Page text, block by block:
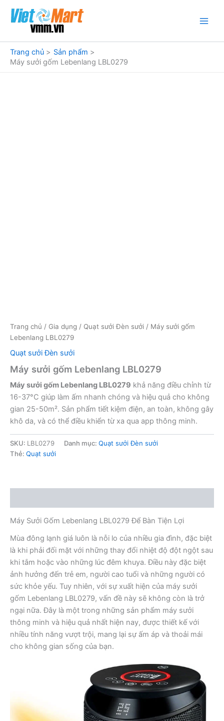
dung
Trang chủ
Sản phẩm
Máy sưởi gốm Lebenlang LBL0279
Trang chủ / Gia dụng / Quạt sưởi Đèn sưởi / Máy sưởi gốm
Lebenlang LBL0279
Quạt sưởi Đèn sưởi
Máy sưởi gốm Lebenlang LBL0279
Máy sưởi gốm Lebenlang LBL0279 khả năng điều chỉnh từ
16-37°C giúp làm ấm nhanh chóng và hiệu quả cho không
gian 25-50m². Sản phẩm tiết kiệm điện, an toàn, không gây
khô da, và có thể điều khiển từ xa qua app thông minh.
SKU: LBL0279 Danh mục: Quạt sưởi Đèn sưởi
Thẻ: Quạt sưởi
Máy Sưởi Gốm Lebenlang LBL0279 Để Bàn Tiện Lợi
Mùa đông lạnh giá luôn là nỗi lo của nhiều gia đình, đặc biệt
là khi phải đối mặt với những thay đổi nhiệt độ đột ngột sau
khi tắm hoặc vào những lúc đêm khuya. Điều này đặc biệt
ảnh hưởng đến trẻ em, người cao tuổi và những người có
sức khỏe yếu. Tuy nhiên, với sự xuất hiện của máy sưởi
gốm Lebenlang LBL0279, vấn đề này sẽ không còn là trở
ngại nữa. Đây là một trong những sản phẩm máy sưởi
thông minh và hiệu quả nhất hiện nay, được thiết kế với
nhiều tính năng vượt trội, mang lại sự ấm áp và thoải mái
cho không gian sống của bạn.